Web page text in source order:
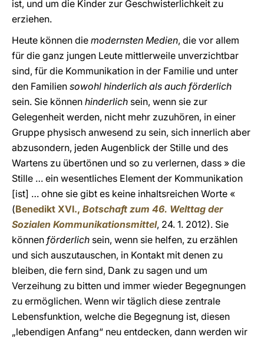
ist, und um die Kinder zur Geschwisterlichkeit zu
erziehen.
Heute können die modernsten Medien, die vor allem
für die ganz jungen Leute mittlerweile unverzichtbar
sind, für die Kommunikation in der Familie und unter
den Familien sowohl hinderlich als auch förderlich
sein. Sie können hinderlich sein, wenn sie zur
Gelegenheit werden, nicht mehr zuzuhören, in einer
Gruppe physisch anwesend zu sein, sich innerlich aber
abzusondern, jeden Augenblick der Stille und des
Wartens zu übertönen und so zu verlernen, dass » die
Stille … ein wesentliches Element der Kommunikation
[ist] … ohne sie gibt es keine inhaltsreichen Worte «
(Benedikt XVI., Botschaft zum 46. Welttag der
Sozialen Kommunikationsmittel, 24. 1. 2012). Sie
können förderlich sein, wenn sie helfen, zu erzählen
und sich auszutauschen, in Kontakt mit denen zu
bleiben, die fern sind, Dank zu sagen und um
Verzeihung zu bitten und immer wieder Begegnungen
zu ermöglichen. Wenn wir täglich diese zentrale
Lebensfunktion, welche die Begegnung ist, diesen
„lebendigen Anfang“ neu entdecken, dann werden wir